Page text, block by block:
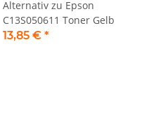
Alternativ zu Epson
C13S050611 Toner Gelb
13,85 € *